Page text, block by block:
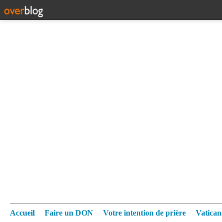
Accueil Faire un DON Votre intention de prière